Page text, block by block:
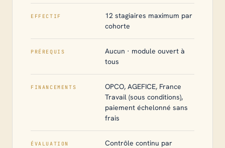
EFFECTIF
12 stagiaires maximum par
cohorte
PRÉREQUIS
Aucun · module ouvert à
tous
FINANCEMENTS
OPCO, AGEFICE, France
Travail (sous conditions),
paiement échelonné sans
frais
ÉVALUATION
Contrôle continu par